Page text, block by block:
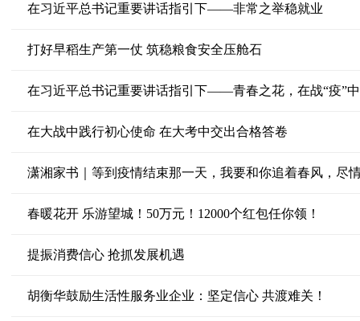
在习近平总书记重要讲话指引下——非常之举稳就业
打好早稻生产第一仗 筑稳粮食安全压舱石
在习近平总书记重要讲话指引下——青春之花，在战“疫”
在大战中践行初心使命 在大考中交出合格答卷
潇湘家书｜等到疫情结束那一天，我要和你追着春风，尽
春暖花开 乐游望城！50万元！12000个红包任你领！
提振消费信心 抢抓发展机遇
胡衡华鼓励生活性服务业企业：坚定信心 共渡难关！